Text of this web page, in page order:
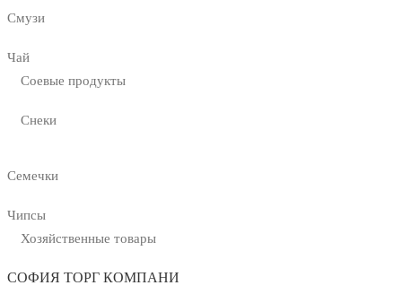
Смузи
Чай
Соевые продукты
Снеки
Семечки
Чипсы
Хозяйственные товары
СОФИЯ ТОРГ КОМПАНИ